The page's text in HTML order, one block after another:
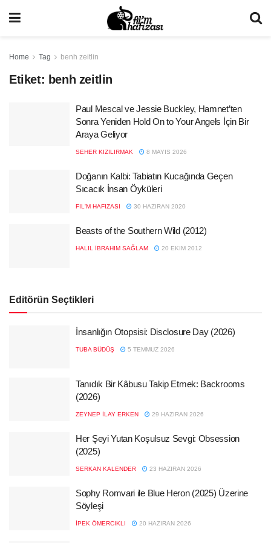
Home Tag benh zeitlin
Etiket: benh zeitlin
Paul Mescal ve Jessie Buckley, Hamnet’ten
Sonra Yeniden Hold On to Your Angels İçin Bir
Araya Geliyor
SEHER KIZILIRMAK 8 MAYIS 2026
Doğanın Kalbi: Tabiatın Kucağında Geçen
Sıcacık İnsan Öyküleri
FIL'M HAFIZASI 30 HAZIRAN 2020
Beasts of the Southern Wild (2012)
HALIL İBRAHIM SAĞLAM 20 EKIM 2012
Editörün Seçtikleri
İnsanlığın Otopsisi: Disclosure Day (2026)
TUBA BÜDÜŞ 5 TEMMUZ 2026
Tanıdık Bir Kâbusu Takip Etmek: Backrooms
(2026)
ZEYNEP İLAY ERKEN 29 HAZIRAN 2026
Her Şeyi Yutan Koşulsuz Sevgi: Obsession
(2025)
SERKAN KALENDER 23 HAZIRAN 2026
Sophy Romvari ile Blue Heron (2025) Üzerine
Söyleşi
İPEK ÖMERCIKLI 20 HAZIRAN 2026